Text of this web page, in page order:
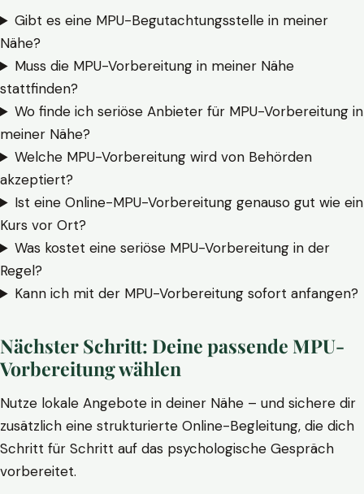
Gibt es eine MPU-Begutachtungsstelle in meiner
Nähe?
Muss die MPU-Vorbereitung in meiner Nähe
stattfinden?
Wo finde ich seriöse Anbieter für MPU-Vorbereitung in
meiner Nähe?
Welche MPU-Vorbereitung wird von Behörden
akzeptiert?
Ist eine Online-MPU-Vorbereitung genauso gut wie ein
Kurs vor Ort?
Was kostet eine seriöse MPU-Vorbereitung in der
Regel?
Kann ich mit der MPU-Vorbereitung sofort anfangen?
Nächster Schritt: Deine passende MPU-
Vorbereitung wählen
Nutze lokale Angebote in deiner Nähe – und sichere dir
zusätzlich eine strukturierte Online-Begleitung, die dich
Schritt für Schritt auf das psychologische Gespräch
vorbereitet.